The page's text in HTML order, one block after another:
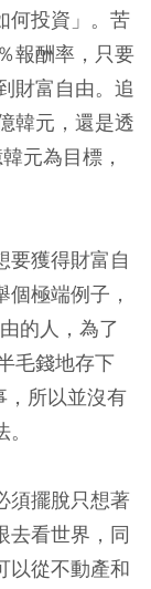
何投資」。苦
報酬率，只要
財富自由。追
韓元，還是透
元為目標，
要獲得財富自
極端例子，
的人，為了
毛錢地存下
，所以並沒有
須擺脫只想著
去看世界，同
以從不動產和